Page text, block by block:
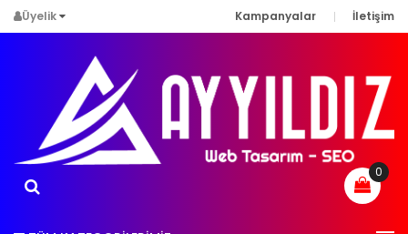
Üyelik Kampanyalar İletişim
0